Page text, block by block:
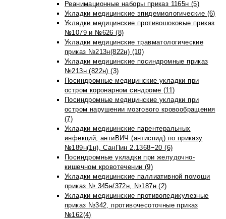
Реанимационные наборы приказ 1165н (5)
Укладки медицинские эпидемиологические (6)
Укладки медицинские противошоковые приказ
№1079 и №626 (8)
Укладки медицинские травматологические
приказ №213н(822н) (10)
Укладки медицинские посиндромные приказ
№213н (822н) (3)
Посиндромные медицинские укладки при
остром коронарном синдроме (11)
Посиндромные медицинские укладки при
остром нарушении мозгового кровообращения
(7)
Укладки медицинские парентеральных
инфекций, антиВИЧ (антиспид) по приказу
№189н(1н), СанПин 2.1368−20 (6)
Посиндромные укладки при желудочно-
кишечном кровотечении (9)
Укладки медицинские паллиативной помощи
приказ № 345н/372н, №187н (2)
Укладки медицинские противопедикулезные
приказ №342, противочесоточные приказ
№162(4)